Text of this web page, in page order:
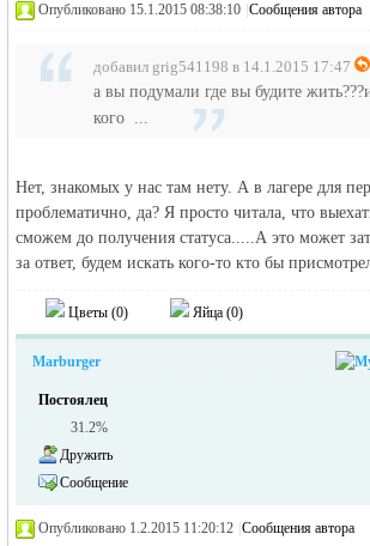
Опубликовано 15.1.2015 08:38:10 Сообщения автора
добавил grig541198 в 14.1.2015 17:47
а вы подумали где вы будите
кого ...
Нет, знакомых у нас там нету. А в лагере для
проблематично, да? Я просто читала, что
сможем до получения статуса.....А это может
за ответ, будем искать кого-то кто бы
Цветы (0) Яйца (0)
Marburger
Постоялец
31.2%
Дружить
Сообщение
Опубликовано 1.2.2015 11:20:12 Сообщения автора